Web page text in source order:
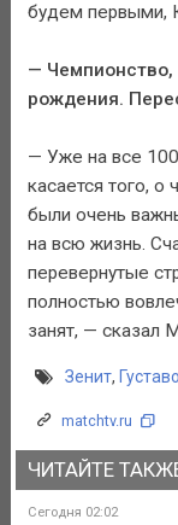
будем первыми,
— Чемпионство,
рождения.
— Уже на все
касается того,
были очень
на всю жизнь.
перевернутые
полностью
занят, — сказал
Зенит,
matchtv.ru
ЧИТАЙТЕ
Сегодня 02:02